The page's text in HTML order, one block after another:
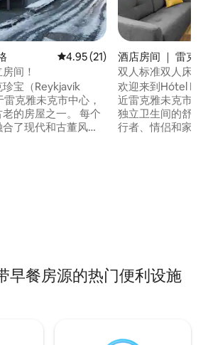
平均评分 4.95 分（满分 5 分）
4.95 (21)
间！
宝（Reykjavík
克雅未克市中心，
的房屋之一。 每个
了现代和古董风
酒店房间 ｜ 雷克
双人标准双人床房
欢迎来到Hótel
近雷克雅未克市中心。 我们的酒
独立卫生间的舒适
行者、情侣和家庭
早餐房源的热门便利设施